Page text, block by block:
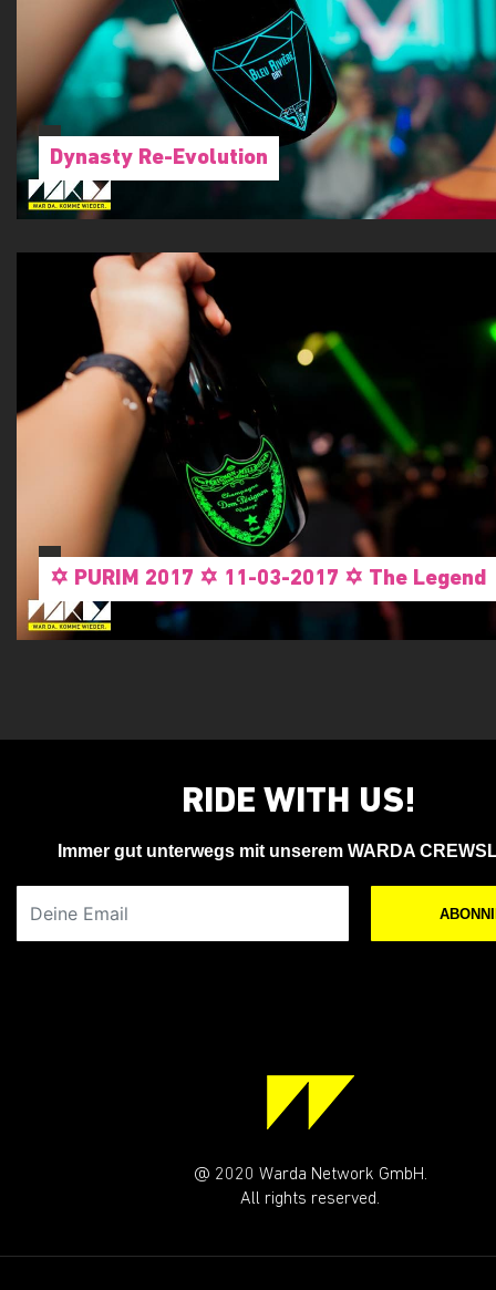
Dynasty Re-Evolution
✡ PURIM 2017 ✡ 11-03-2017 ✡ The Legend
RIDE WITH US!
Immer gut unterwegs mit unserem WARDA
@ 2020 Warda Network GmbH.
All rights reserved.